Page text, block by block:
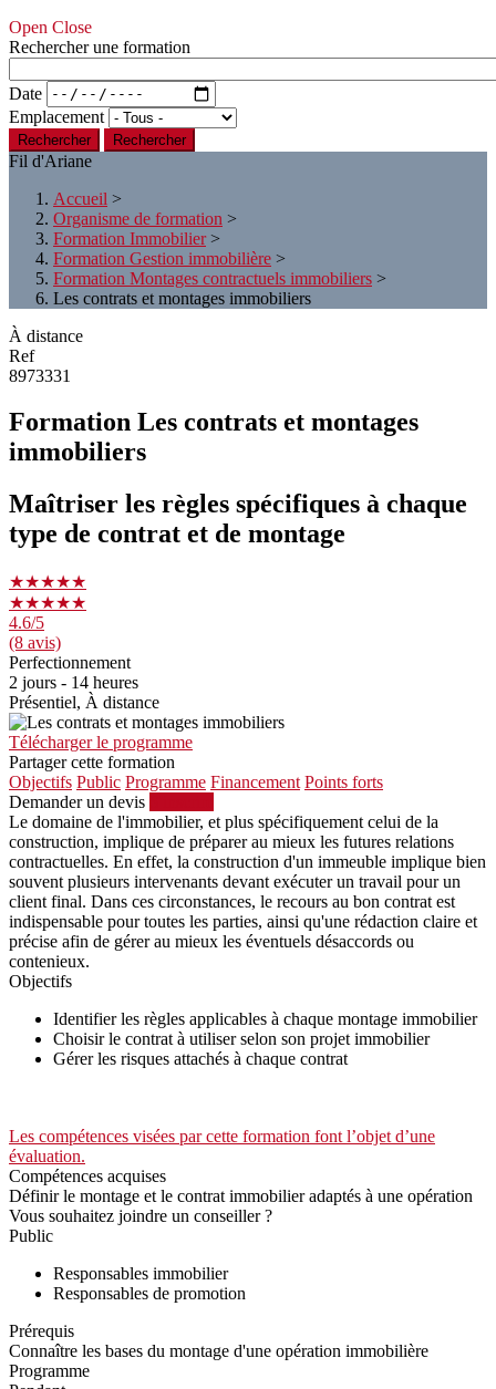
Open Close
Rechercher une formation
Date
Emplacement
Rechercher
Fil d'Ariane
Accueil >
Organisme de formation >
Formation Immobilier>
Formation Gestion immobilière >
Formation Montages contractuels immobiliers >
Les contrats et montages immobiliers
À distance
Ref
8973331
Formation Les contrats et montages
immobiliers
Maîtriser les règles spécifiques à chaque
type de contrat et de montage
★★★★★
★★★★★
4.6/5
(8 avis)
Perfectionnement
2 jours - 14 heures
Présentiel, À distance
Télécharger le programme
Partager cette formation
Objectifs Public Programme Financement Points forts
Demander un devis
Le domaine de l'immobilier, et plus spécifiquement celui de la
construction, implique de préparer au mieux les futures relations
contractuelles. En effet, la construction d'un immeuble implique bien
souvent plusieurs intervenants devant exécuter un travail pour un
client final. Dans ces circonstances, le recours au bon contrat est
indispensable pour toutes les parties, ainsi qu'une rédaction claire et
précise afin de gérer au mieux les éventuels désaccords ou
contenieux.
Objectifs
Identifier les règles applicables à chaque montage immobilier
Choisir le contrat à utiliser selon son projet immobilier
Gérer les risques attachés à chaque contrat
Les compétences visées par cette formation font l’objet d’une
évaluation.
Compétences acquises
Définir le montage et le contrat immobilier adaptés à une opération
Vous souhaitez joindre un conseiller ?
Public
Responsables immobilier
Responsables de promotion
Prérequis
Connaître les bases du montage d'une opération immobilière
Programme